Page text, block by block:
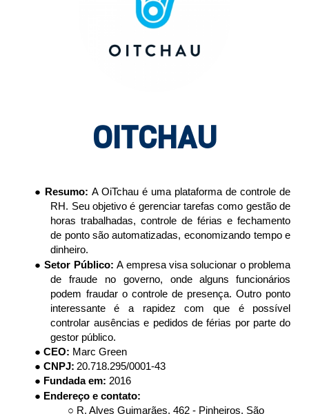
OITCHAU
● Resumo: A OiTchau é uma plataforma de controle de
RH. Seu objetivo é gerenciar tarefas como gestão de
horas trabalhadas, controle de férias e fechamento
de ponto são automatizadas, economizando tempo e
dinheiro.
● Setor Público: A empresa visa solucionar o problema
de fraude no governo, onde
alguns funcionários
podem fraudar o controle de presença. Outro ponto
interessante
é a rapidez com que é possível
controlar ausências e pedidos de férias por parte do
gestor público.
● CEO: Marc Green
● CNPJ: 20.718.295/0001-43
● Fundada em: 2016
● Endereço e contato:
○ R. Alves Guimarães, 462 - Pinheiros. São